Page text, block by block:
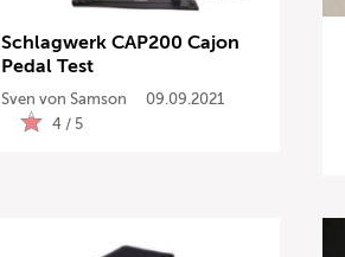
Schlagwerk CAP200 Cajon
Pedal Test
Sven von Samson
09.09.2021
4 / 5